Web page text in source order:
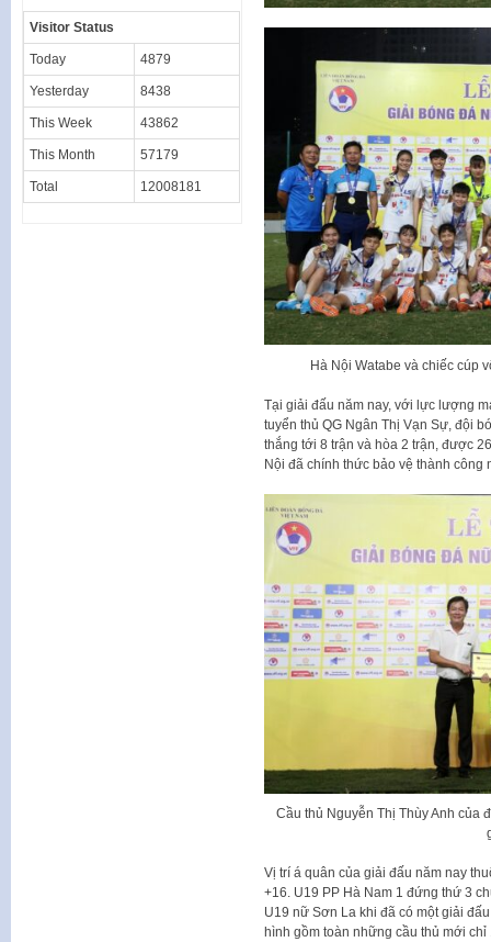
Hà Nội Watabe và chiếc cúp
Tại giải đấu năm nay, với lực lượng
tuyển thủ QG Ngân Thị Vạn Sự, đội
thắng tới 8 trận và hòa 2 trận, được
Nội đã chính thức bảo vệ thành
Cầu thủ Nguyễn Thị Thùy Anh của
Vị trí á quân của giải đấu năm nay
+16. U19 PP Hà Nam 1 đứng thứ 3
U19 nữ Sơn La khi đã có một giải
hình gồm toàn những cầu thủ mới chỉ
Visitor Status
Today 4879
Yesterday 8438
This Week 43862
This Month 57179
Total 12008181